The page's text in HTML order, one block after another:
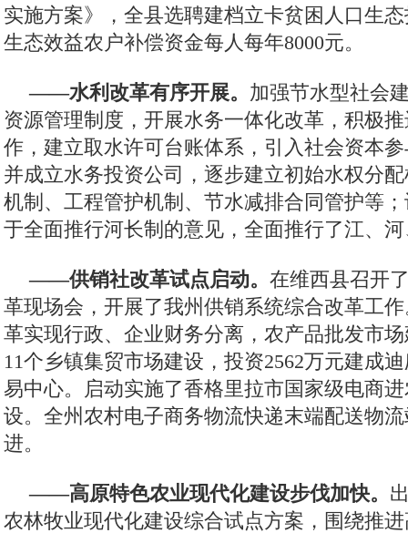
实施方案》，全县选聘建档立卡贫困人口生
生态效益农户补偿资金每人每年8000元。
——水利改革有序开展。 加强节水型社会
资源管理制度，开展水务一体化改革，积极
作，建立取水许可台账体系，引入社会资本
并成立水务投资公司，逐步建立初始水权分
机制、工程管护机制、节水减排合同管护等
于全面推行河长制的意见，全面推行了江、
——供销社改革试点启动。 在维西县召开
革现场会，开展了我州供销系统综合改革工
革实现行政、企业财务分离，农产品批发市
11个乡镇集贸市场建设，投资2562万元建成
易中心。启动实施了香格里拉市国家级电商
设。全州农村电子商务物流快递末端配送物
进。
——高原特色农业现代化建设步伐加快。
农林牧业现代化建设综合试点方案，围绕推